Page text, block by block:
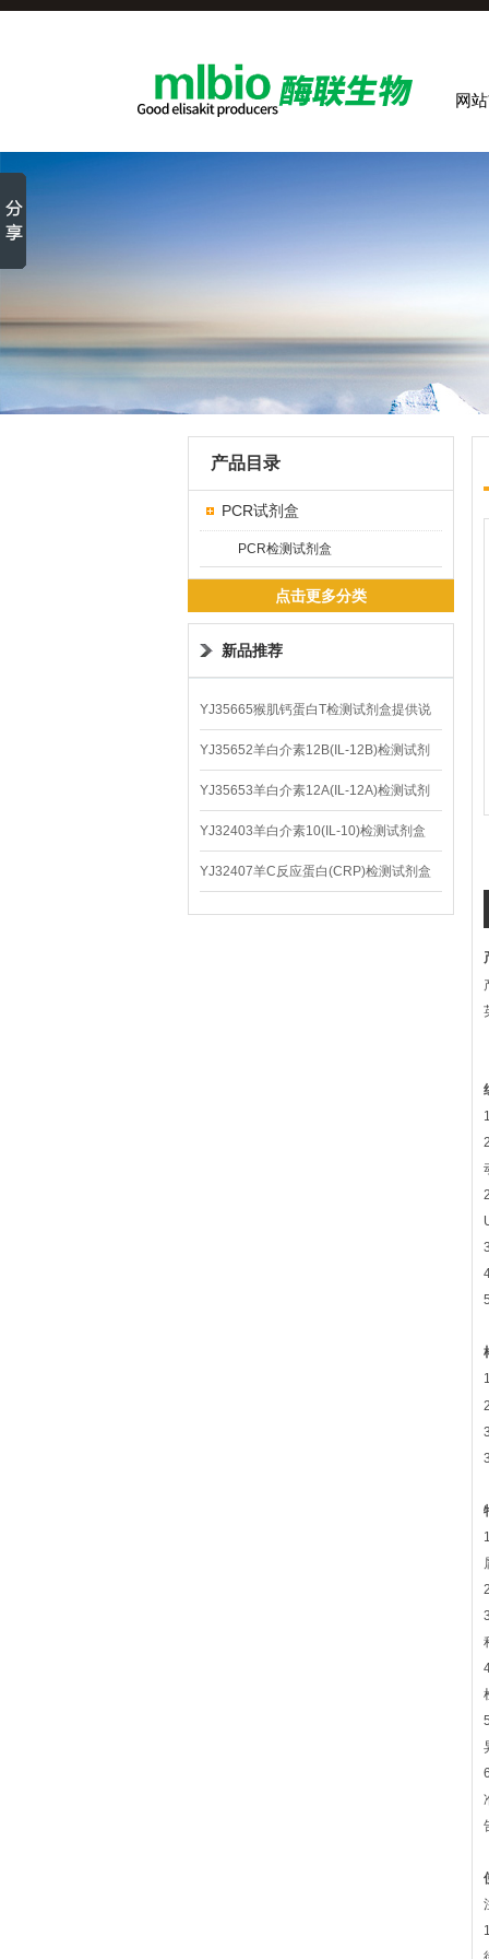
网
产品目录
PCR试剂盒
PCR检测试剂盒
点击更多分类
新品推荐
YJ35665猴肌钙蛋白T检测试剂盒提供说
明书
YJ35652羊白介素12B(IL-12B)检测试剂
盒
YJ35653羊白介素12A(IL-12A)检测试剂
盒
YJ32403羊白介素10(IL-10)检测试剂盒
YJ32407羊C反应蛋白(CRP)检测试剂盒